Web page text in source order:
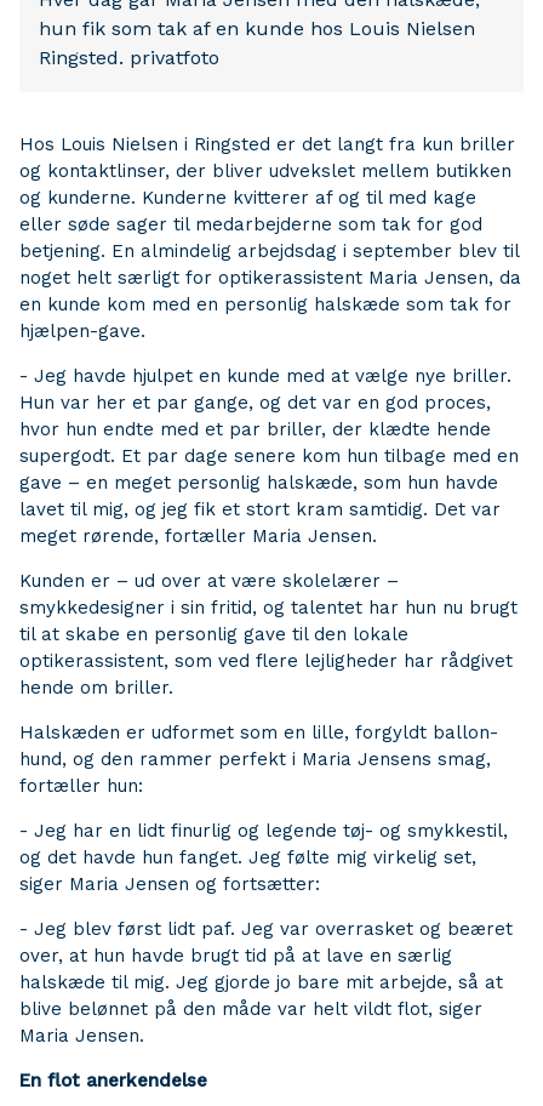
hun fik som tak af en kunde hos Louis Nielsen
Ringsted. privatfoto
Hos Louis Nielsen i Ringsted er det langt fra kun briller
og kontaktlinser, der bliver udvekslet mellem butikken
og kunderne. Kunderne kvitterer af og til med kage
eller søde sager til medarbejderne som tak for god
betjening. En almindelig arbejdsdag i september blev til
noget helt særligt for optikerassistent Maria Jensen, da
en kunde kom med en personlig halskæde som tak for
hjælpen-gave.
- Jeg havde hjulpet en kunde med at vælge nye briller.
Hun var her et par gange, og det var en god proces,
hvor hun endte med et par briller, der klædte hende
supergodt. Et par dage senere kom hun tilbage med en
gave – en meget personlig halskæde, som hun havde
lavet til mig, og jeg fik et stort kram samtidig. Det var
meget rørende, fortæller Maria Jensen.
Kunden er – ud over at være skolelærer –
smykkedesigner i sin fritid, og talentet har hun nu brugt
til at skabe en personlig gave til den lokale
optikerassistent, som ved flere lejligheder har rådgivet
hende om briller.
Halskæden er udformet som en lille, forgyldt ballon-
hund, og den rammer perfekt i Maria Jensens smag,
fortæller hun:
- Jeg har en lidt finurlig og legende tøj- og smykkestil,
og det havde hun fanget. Jeg følte mig virkelig set,
siger Maria Jensen og fortsætter:
- Jeg blev først lidt paf. Jeg var overrasket og beæret
over, at hun havde brugt tid på at lave en særlig
halskæde til mig. Jeg gjorde jo bare mit arbejde, så at
blive belønnet på den måde var helt vildt flot, siger
Maria Jensen.
En flot anerkendelse